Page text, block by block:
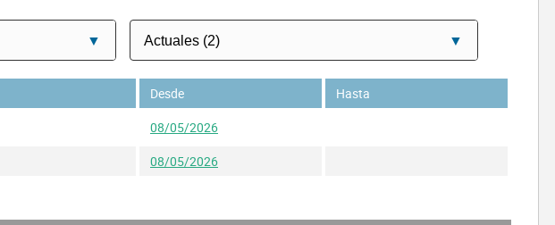
Desde
Hasta
08/05/2026
08/05/2026